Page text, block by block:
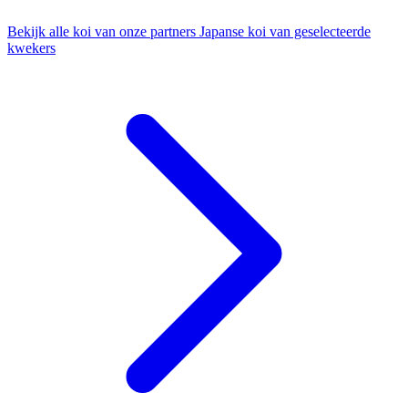
Bekijk alle koi van onze partners Japanse koi van geselecteerde
kwekers